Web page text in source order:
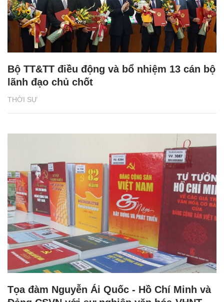
THỜI SỰ
Bộ TT&TT điều động và bổ nhiệm 13 cán bộ
lãnh đạo chủ chốt
Tọa đàm Nguyễn Ái Quốc - Hồ Chí Minh và